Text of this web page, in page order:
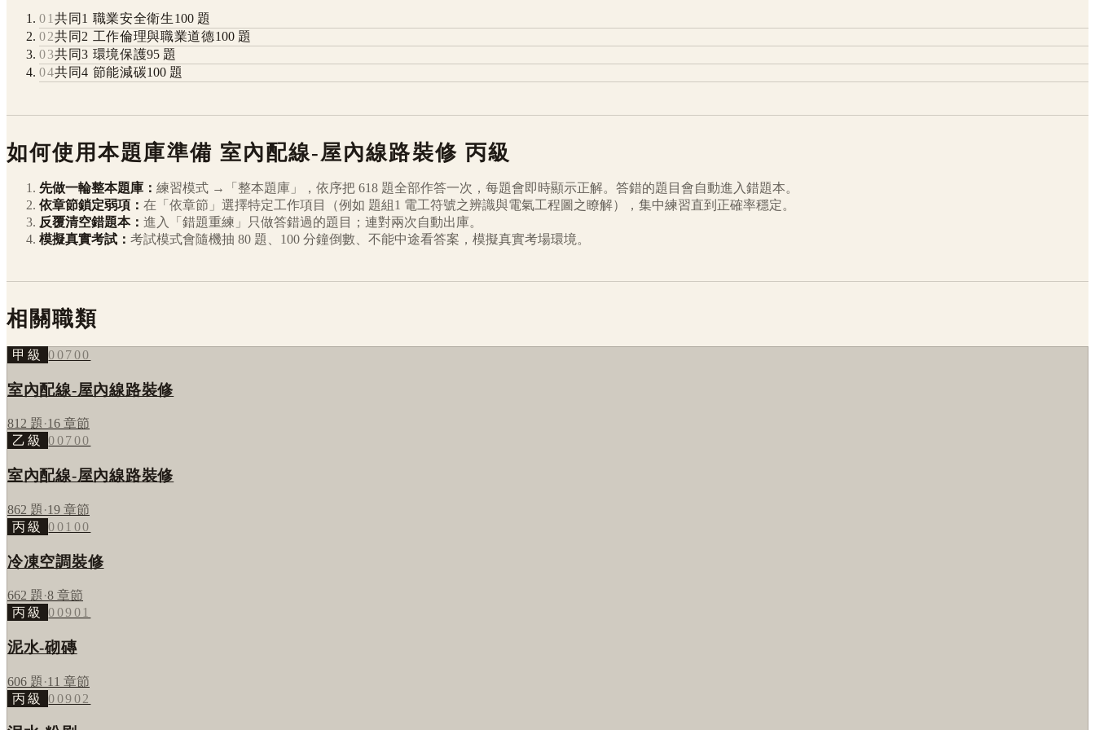
01共同1 職業安全衛生100題
02共同2 工作倫理與職業道德100題
03共同3 環境保護95 題
04共同4 節能減碳100 題
如何使用本題庫準備 室內配線-屋內線路裝修 丙級
先做一輪整本題庫： 練習模式 →「整本題庫」，依序把 618 題全部作答一次，每題會即時顯示正解。答錯的題目會自動進入錯題本。
依章節鎖定弱項： 在「依章節」選擇特定工作項目（例如 題組1 電工符號之辨識與電氣工程圖之瞭解），集中練習直到正確率穩定。
反覆清空錯題本： 進入「錯題重練」只做答錯過的題目；連對兩次自動出庫。
模擬真實考試： 考試模式會隨機抽 80 題、100 分鐘倒數、不能中途看答案，模擬真實考場環境。
相關職類
甲級 00700
室內配線-屋內線路裝修
812 題 ·16 章節
乙級
00700
室內配線-屋內線路裝修
862 題 ·19 章節
丙級
00100
冷凍空調裝修
662 題 ·8 章節
丙級
00901
泥水-砌磚
606 題 ·11 章節
丙級
00902